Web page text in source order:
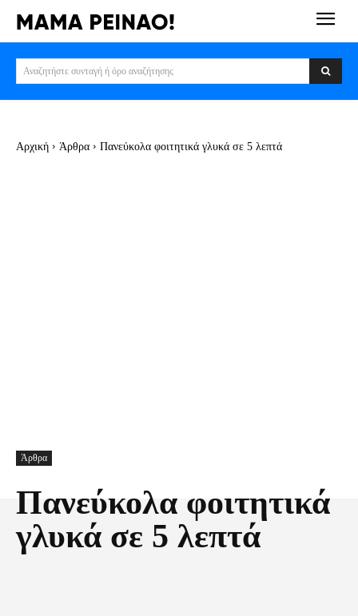
Αναζητήστε συνταγή ή όρο αναζήτησης
Αρχική Άρθρα Πανεύκολα φοιτητικά γλυκά σε 5 λεπτά
Άρθρα
Πανεύκολα φοιτητικά
γλυκά σε 5 λεπτά